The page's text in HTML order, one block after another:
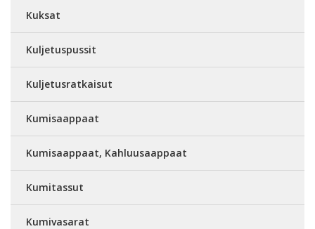
Kuksat
Kuljetuspussit
Kuljetusratkaisut
Kumisaappaat
Kumisaappaat, Kahluusaappaat
Kumitassut
Kumivasarat